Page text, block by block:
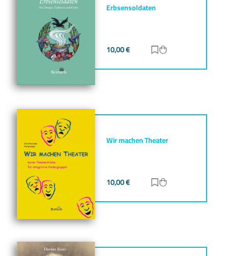
Erbsensoldaten
10,00€ Zur Merkliste
Wir machen Theater
10,00€ Zur Merkliste